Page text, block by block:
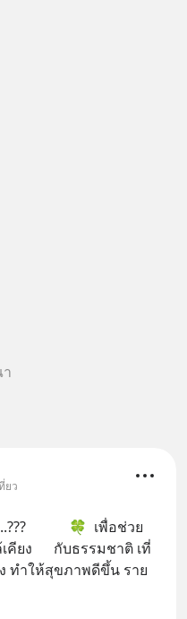
ยว
🍀  เพื่อช่วย
คียง      กั​บธรร​มชา​ติ เที่​
ทำให้สุ​ขภา​พดี​ขึ้น ราย